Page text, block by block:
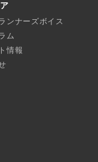
ンナーズボイス
ム
情報